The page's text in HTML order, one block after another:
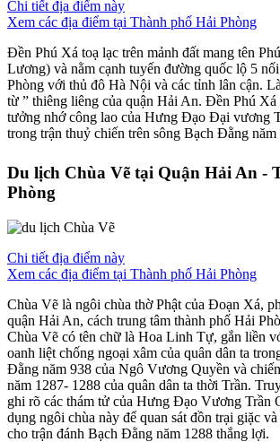
Chi tiết địa điểm này
Xem các địa điểm tại Thành phố Hải Phòng
Đền Phú Xá toạ lạc trên mảnh đất mang tên
Lương) và nằm cạnh tuyến đường quốc lộ 5
Phòng với thủ đô Hà Nội và các tỉnh lân cận.
từ ” thiêng liêng của quận Hải An. Đền Phú Xá
tưởng nhớ công lao của Hưng Đạo Đại vương
trong trận thuỷ chiến trên sông Bạch Đằng năm
Du lịch Chùa Vẽ tại Quận Hải An -
Phòng
Chi tiết địa điểm này
Xem các địa điểm tại Thành phố Hải Phòng
Chùa Vẽ là ngôi chùa thờ Phật của Đoạn Xá,
quận Hải An, cách trung tâm thành phố Hải
Chùa Vẽ có tên chữ là Hoa Linh Tự, gắn liền
oanh liệt chống ngoại xâm của quân dân ta
Đằng năm 938 của Ngô Vương Quyền và
năm 1287- 1288 của quân dân ta thời Trần.
ghi rõ các thám tử của Hưng Đạo Vương Trần
dụng ngôi chùa này để quan sát đồn trại giặc
cho trận đánh Bạch Đằng năm 1288 thắng lợi.